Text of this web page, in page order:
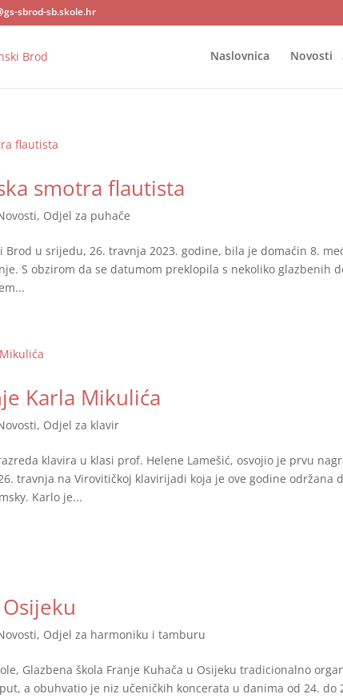
sbrod-sb.skole.hr
Naslovnica Novosti
smotra flautista
, Odjel za puhače
Brod u srijedu, 26. travnja 2023. godine, bila je domaćin 8.
S obzirom da se datumom preklopila s nekoliko glazbenih
Karla Mikulića
, Odjel za klavir
klavira u klasi prof. Helene Lamešić, osvojio je prvu
travnja na Virovitičkoj klavirijadi koja je ove godine održana
Karlo je...
, Odjel za harmoniku i tamburu
Glazbena škola Franje Kuhača u Osijeku tradicionalno
a obuhvatio je niz učeničkih koncerata u danima od 24. do